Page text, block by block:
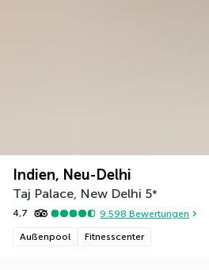
Indien, Neu-Delhi
Taj Palace, New Delhi 5*
4,7 9.598 Bewertungen
Außenpool Fitnesscenter